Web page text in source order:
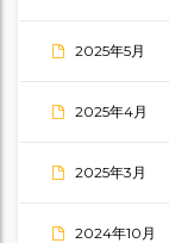
2025年5月
2025年4月
2025年3月
2024年10月